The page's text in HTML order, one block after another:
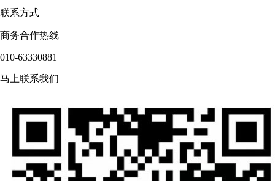
联系方式
商务合作热线
010-63330881
马上联系我们